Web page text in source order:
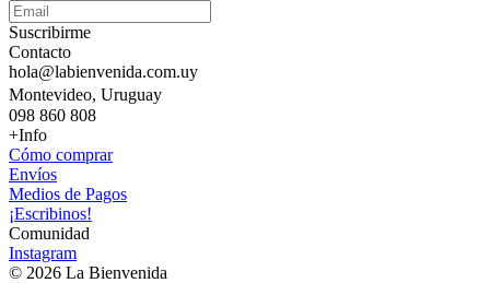
Suscribirme
Contacto
hola@labienvenida.com.uy
Montevideo, Uruguay
098 860 808
+Info
Cómo comprar
Envíos
Medios de Pagos
¡Escribinos!
Comunidad
Instagram
© 2026 La Bienvenida